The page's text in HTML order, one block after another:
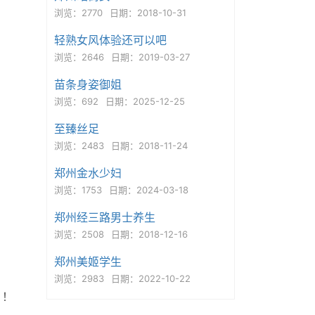
浏览：2770 日期：2018-10-31
轻熟女风体验还可以吧
浏览：2646 日期：2019-03-27
苗条身姿御姐
浏览：692 日期：2025-12-25
至臻丝足
浏览：2483 日期：2018-11-24
郑州金水少妇
浏览：1753 日期：2024-03-18
郑州经三路男士养生
浏览：2508 日期：2018-12-16
郑州美姬学生
浏览：2983 日期：2022-10-22